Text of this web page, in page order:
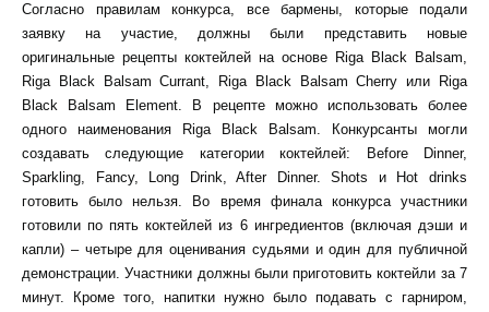
Согласно правилам конкурса, все бармены, которые подали
заявку на участие, должны были представить новые
оригинальные рецепты коктейлей на основе Riga Black Balsam,
Riga Black Balsam Currant, Riga Black Balsam Cherry или Riga
Black Balsam Element. В рецепте можно использовать более
одного наименования Riga Black Balsam. Конкурсанты могли
создавать следующие категории коктейлей: Before Dinner,
Sparkling, Fancy, Long Drink, After Dinner. Shots и Hot drinks
готовить было нельзя. Во время финала конкурса участники
готовили по пять коктейлей из 6 ингредиентов (включая дэши и
капли) – четыре для оценивания судьями и один для публичной
демонстрации. Участники должны были приготовить коктейли за 7
минут. Кроме того, напитки нужно было подавать с гарниром,